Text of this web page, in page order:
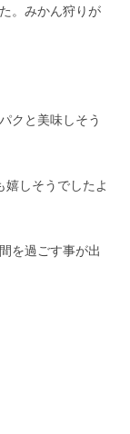
。みかん狩りが
クと美味しそう
しそうでしたよ
を過ごす事が出